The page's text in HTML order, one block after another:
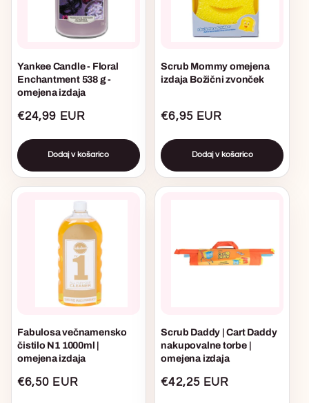
Yankee Candle - Floral
Enchantment 538 g -
omejena izdaja
Običajna
€24,99 EUR
Dodaj v košarico
Scrub Mommy omejena
izdaja Božični zvonček
Običajna
€6,95 EUR
Dodaj v košarico
Fabulosa večnamensko
čistilo N1 1000ml |
omejena izdaja
Običajna
€6,50 EUR
Scrub Daddy | Cart Daddy
nakupovalne torbe |
omejena izdaja
Običajna
€42,25 EUR